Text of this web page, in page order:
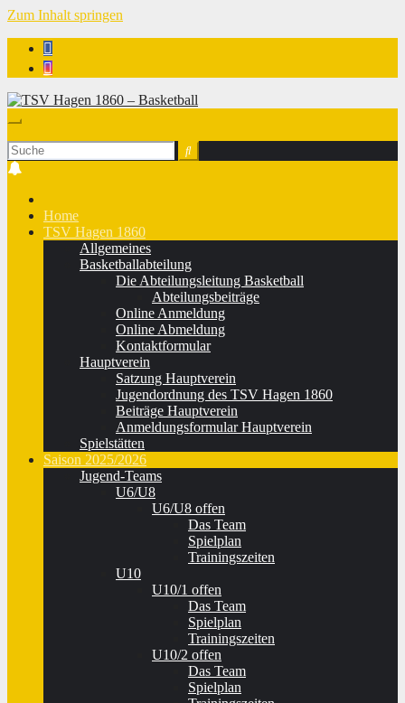
Zum Inhalt springen
Home
TSV Hagen 1860
Allgemeines
Basketballabteilung
Die Abteilungsleitung Basketball
Abteilungsbeiträge
Online Anmeldung
Online Abmeldung
Kontaktformular
Hauptverein
Satzung Hauptverein
Jugendordnung des TSV Hagen 1860
Beiträge Hauptverein
Anmeldungsformular Hauptverein
Spielstätten
Saison 2025/2026
Jugend-Teams
U6/U8
U6/U8 offen
Das Team
Spielplan
Trainingszeiten
U10
U10/1 offen
Das Team
Spielplan
Trainingszeiten
U10/2 offen
Das Team
Spielplan